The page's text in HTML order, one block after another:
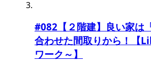
#082【２階建】良い家は
合わせた間取りから！【
ワーク～】